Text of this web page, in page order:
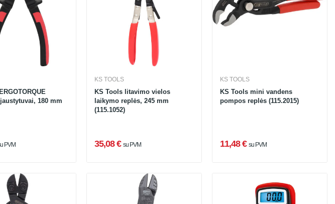
180 mm
PVM
KS TOOLS
KS Tools litavimo vielos
laikymo replės, 245 mm
(115.1052)
35,08 € su PVM
KS TOOLS
KS Tools mini vandens
pompos replės (115.2015)
11,48 € su PVM